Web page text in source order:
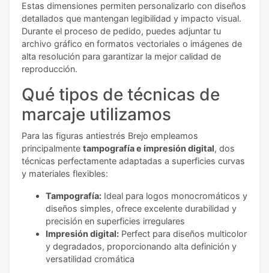
Estas dimensiones permiten personalizarlo con diseños
detallados que mantengan legibilidad y impacto visual.
Durante el proceso de pedido, puedes adjuntar tu
archivo gráfico en formatos vectoriales o imágenes de
alta resolución para garantizar la mejor calidad de
reproducción.
Qué tipos de técnicas de
marcaje utilizamos
Para las figuras antiestrés Brejo empleamos
principalmente tampografía e impresión digital, dos
técnicas perfectamente adaptadas a superficies curvas
y materiales flexibles:
Tampografía: Ideal para logos monocromáticos y
diseños simples, ofrece excelente durabilidad y
precisión en superficies irregulares
Impresión digital: Perfect para diseños multicolor
y degradados, proporcionando alta definición y
versatilidad cromática